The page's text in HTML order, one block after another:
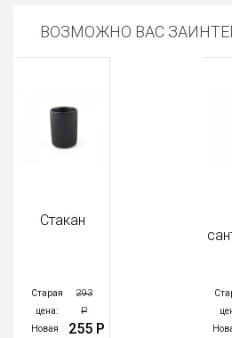
ВОЗМОЖНО ВАС
Стакан
Старая
цена:
293
Р
Новая
255 Р